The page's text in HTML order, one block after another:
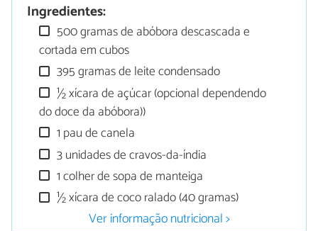
Ingredientes:
500 gramas de abóbora descascada e
cortada em cubos
395 gramas de leite condensado
½ xícara de açúcar (opcional dependendo
do doce da abóbora))
1 pau de canela
3 unidades de cravos-da-índia
1 colher de sopa de manteiga
½ xícara de coco ralado (40 gramas)
Ver informação nutricional >